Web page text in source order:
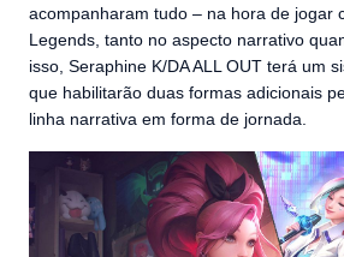
acompanharam tudo – na hora de jogar
Legends, tanto no aspecto narrativo
isso, Seraphine K/DA ALL OUT terá um
que habilitarão duas formas adicionais
linha narrativa em forma de jornada.